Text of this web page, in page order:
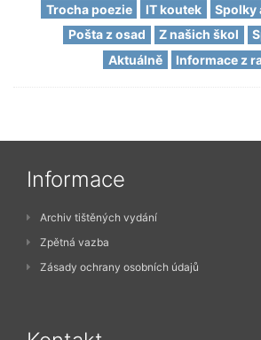
Trocha poezie
IT koutek Spolky
Pošta z osad
Z našich škol
Aktuálně
Informace z
Informace
Archiv tištěných vydání
Zpětná vazba
Zásady ochrany osobních údajů